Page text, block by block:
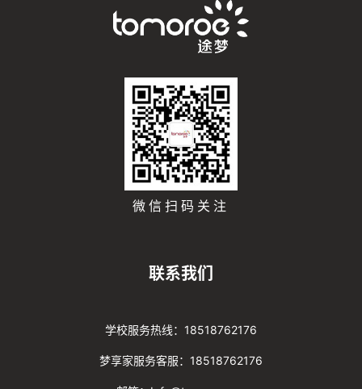
微信扫码关注
联系我们
学校服务热线：18518762176
梦享家服务客服：18518762176